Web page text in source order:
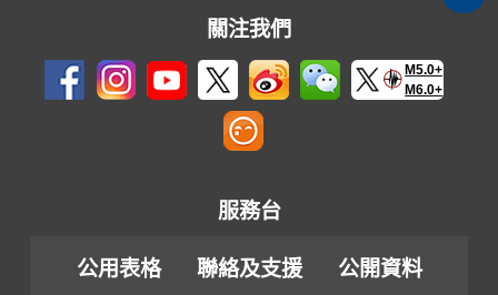
關注我們
M5.0+
M6.0+
服務台
公用表格 聯絡及支援
公開資料